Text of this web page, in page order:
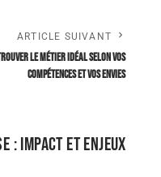
ARTICLE SUIVANT
le métier idéal selon vos
compétences et vos envies
: impact et enjeux